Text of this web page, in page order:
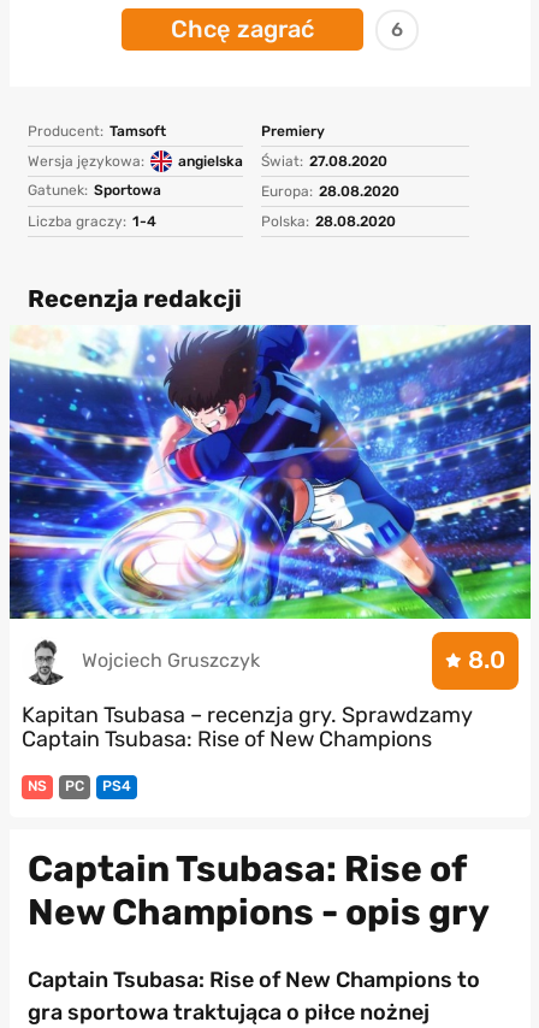
Chcę zagrać 6
Producent: Tamsoft
Wersja językowa:
angielska
Gatunek: Sportowa
Liczba graczy: 1-4
Premiery
Świat: 27.08.2020
Europa: 28.08.2020
Polska: 28.08.2020
Recenzja redakcji
Wojciech Gruszczyk 8.0
Kapitan Tsubasa – recenzja gry. Sprawdzamy
Captain Tsubasa: Rise of New Champions
NS PC PS4
Captain Tsubasa: Rise of
New Champions - opis gry
Captain Tsubasa: Rise of New Champions to
gra sportowa traktująca o piłce nożnej